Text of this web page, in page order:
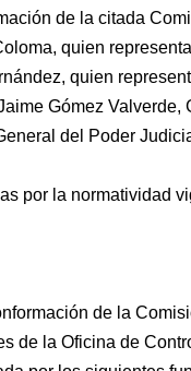
de la citada
quien
quien
Gómez Valverde,
del Poder
por la normatividad
de la
de la Oficina de